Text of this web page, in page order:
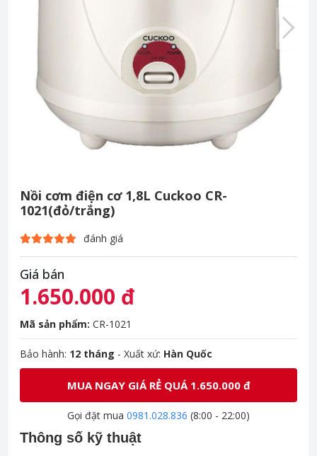
Nồi cơm điện cơ 1,8L Cuckoo CR-
1021(đỏ/trắng)
đánh giá
Giá bán
1.650.000 đ
Mã sản phẩm: CR-1021
Bảo hành: 12 tháng - Xuất xứ: Hàn Quốc
MUA NGAY GIÁ RẺ QUÁ 1.650.000 đ
Gọi đặt mua 0981.028.836 (8:00 - 22:00)
Thông số kỹ thuật